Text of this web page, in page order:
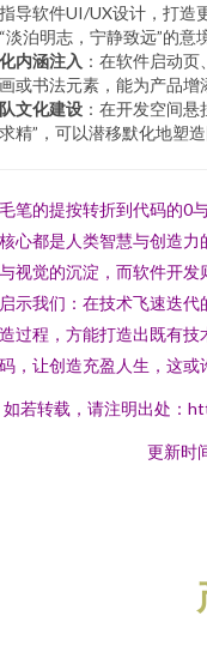
导软件UI/UX设计，打造
淡泊明志，宁静致远”的意
内涵注入 ：在软件启动
或书法元素，能为产品增
文化建设 ：在开发空间
精”，可以潜移默化地塑
笔的提按转折到代码的0
心都是人类智慧与创造
视觉的沉淀，而软件开
示我们：在技术飞速迭
过程，方能打造出既有
，让创造充盈人生，这或
如若转载，请注明出处：
更新时